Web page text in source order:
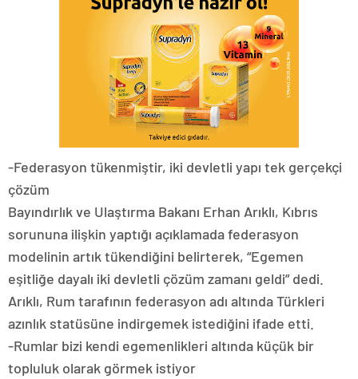
-Federasyon tükenmiştir, iki devletli yapı tek gerçekçi
çözüm
Bayındırlık ve Ulaştırma Bakanı Erhan Arıklı, Kıbrıs
sorununa ilişkin yaptığı açıklamada federasyon
modelinin artık tükendiğini belirterek, “Egemen
eşitliğe dayalı iki devletli çözüm zamanı geldi” dedi.
Arıklı, Rum tarafının federasyon adı altında Türkleri
azınlık statüsüne indirgemek istediğini ifade etti.
-Rumlar bizi kendi egemenlikleri altında küçük bir
topluluk olarak görmek istiyor